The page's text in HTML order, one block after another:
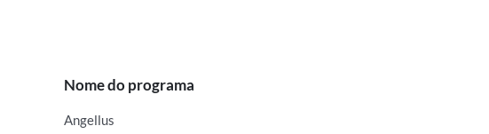
Nome do programa
Angellus